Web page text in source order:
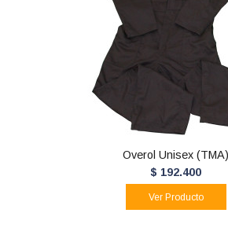
Overol Unisex (TMA)
$ 192.400
Ver Producto